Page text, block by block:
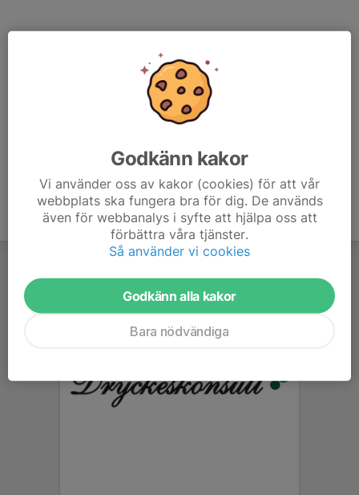
Godkänn kakor
Vi använder oss av kakor (cookies) för att vår
webbplats ska fungera bra för dig. De används
även för webbanalys i syfte att hjälpa oss att
förbättra våra tjänster.
Så använder vi cookies
Godkänn alla kakor
Bara nödvändiga